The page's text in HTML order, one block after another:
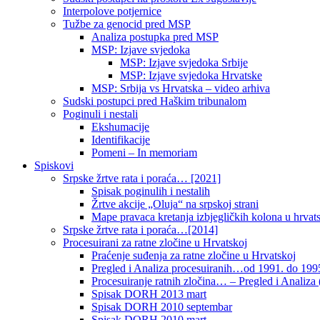
Interpolove potjernice
Tužbe za genocid pred MSP
Analiza postupka pred MSP
MSP: Izjave svjedoka
MSP: Izjave svjedoka Srbije
MSP: Izjave svjedoka Hrvatske
MSP: Srbija vs Hrvatska – video arhiva
Sudski postupci pred Haškim tribunalom
Poginuli i nestali
Ekshumacije
Identifikacije
Pomeni – In memoriam
Spiskovi
Srpske žrtve rata i poraća… [2021]
Spisak poginulih i nestalih
Žrtve akcije „Oluja“ na srpskoj strani
Mape pravaca kretanja izbjegličkih kolona u
Srpske žrtve rata i poraća…[2014]
Procesuirani za ratne zločine u Hrvatskoj
Praćenje suđenja za ratne zločine u Hrvatskoj
Pregled i Analiza procesuiranih…od 1991. do
Procesuiranje ratnih zločina… – Pregled i Analiza
Spisak DORH 2013 mart
Spisak DORH 2010 septembar